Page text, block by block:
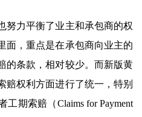
努力平衡了业主和承包商的权
面，重点是在承包商向业主的
的条款，相对较少。而新版黄
赔权利方面进行了统一，特别
工期索赔（Claims for Payment